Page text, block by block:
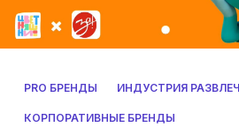
PRO БРЕНДЫ ИНДУСТРИЯ
КОРПОРАТИВНЫЕ БРЕНДЫ